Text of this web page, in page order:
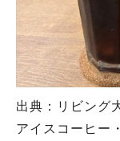
出典：リビング
アイスコーヒー